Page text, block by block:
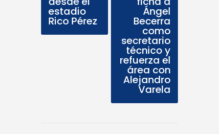
estadio
Rico Pérez
Ángel
Becerra
como
secretario
técnico y
refuerza el
área con
Alejandro
Varela